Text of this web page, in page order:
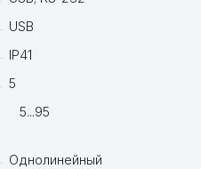
USB
IP41
5
5...95
Однолинейный